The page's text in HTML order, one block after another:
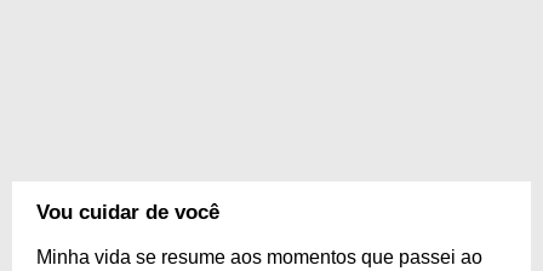
Vou cuidar de você
Minha vida se resume aos momentos que passei ao